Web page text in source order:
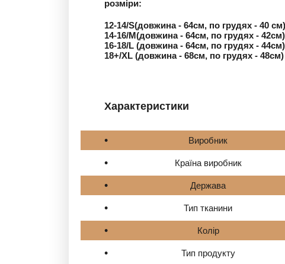
розміри:
12-14/S(довжина - 64см, по грудях - 40 см)
14-16/М(довжина - 64см, по грудях - 42см)
16-18/L (довжина - 64см, по грудях - 44см)
18+/ХL (довжина - 68см, по грудях - 48см)
Характеристики
Виробник
Країна виробник
Держава
Тип тканини
Колір
Тип продукту